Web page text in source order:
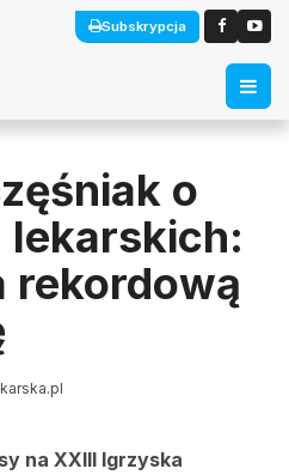
Subskrypcja
o
rekordową
na XXIII Igrzyska